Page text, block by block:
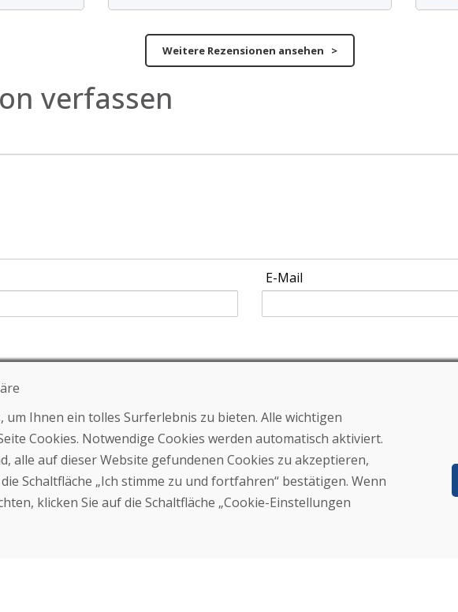
Weitere Rezensionen ansehen >
verfassen
E-Mail
uns
uns
Kaufen
E-Shop
Geschäftsbedingungen
Transport
Zahlung
Beschwerde
um Ihnen ein tolles Surferlebnis zu bieten. Alle wichtigen
Cookies. Notwendige Cookies werden automatisch aktiviert.
alle auf dieser Website gefundenen Cookies zu akzeptieren,
Schaltfläche „Ich stimme zu und fortfahren“ bestätigen. Wenn
klicken Sie auf die Schaltfläche „Cookie-Einstellungen